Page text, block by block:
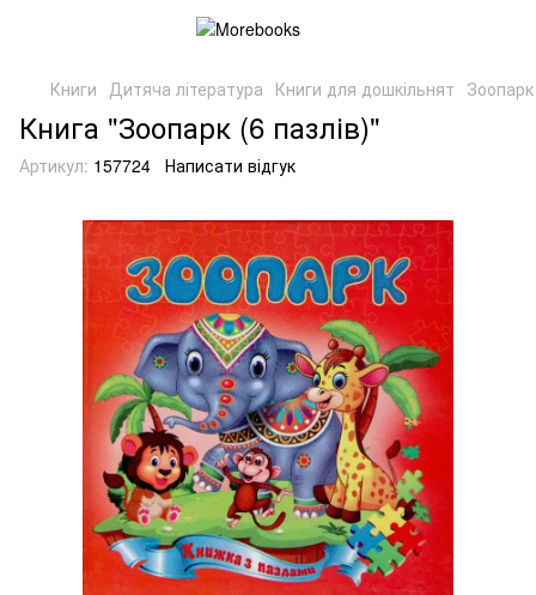
Книги Дитяча література Книги для дошкільнят
Книга "Зоопарк (6 пазлів)"
Артикул: 157724 Написати відгук